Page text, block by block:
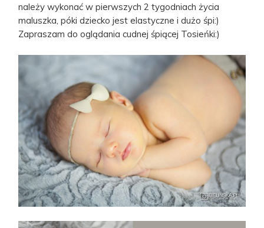
należy wykonać w pierwszych 2 tygodniach życia
maluszka, póki dziecko jest elastyczne i dużo śpi:)
Zapraszam do oglądania cudnej śpiącej Tosieńki:)